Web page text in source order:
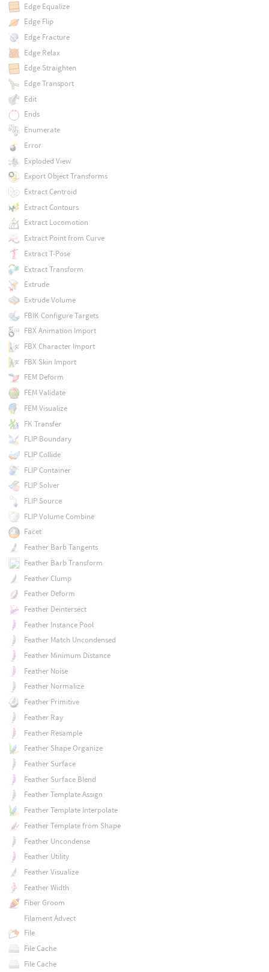
Edge Equalize
Edge Flip
Edge Fracture
Edge Relax
Edge Straighten
Edge Transport
Edit
Ends
Enumerate
Error
Exploded View
Export Object Transforms
Extract Centroid
Extract Contours
Extract Locomotion
Extract Point from Curve
Extract T-Pose
Extract Transform
Extrude
Extrude Volume
FBIK Configure Targets
FBX Animation Import
FBX Character Import
FBX Skin Import
FEM Deform
FEM Validate
FEM Visualize
FK Transfer
FLIP Boundary
FLIP Collide
FLIP Container
FLIP Solver
FLIP Source
FLIP Volume Combine
Facet
Feather Barb Tangents
Feather Barb Transform
Feather Clump
Feather Deform
Feather Deintersect
Feather Instance Pool
Feather Match Uncondensed
Feather Minimum Distance
Feather Noise
Feather Normalize
Feather Primitive
Feather Ray
Feather Resample
Feather Shape Organize
Feather Surface
Feather Surface Blend
Feather Template Assign
Feather Template Interpolate
Feather Template from Shape
Feather Uncondense
Feather Utility
Feather Visualize
Feather Width
Fiber Groom
Filament Advect
File
File Cache
File Cache